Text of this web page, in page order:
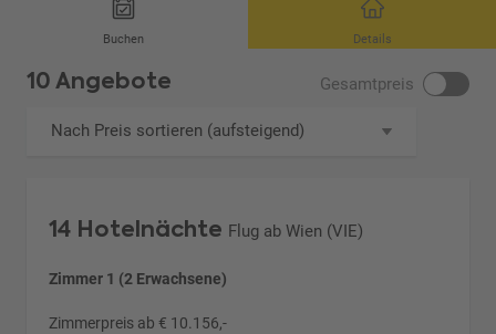
Buchen Details
10 Angebote Gesamtpreis
Nach Preis sortieren (aufsteigend)
14 Hotelnächte Flug ab Wien (VIE)
Zimmer 1 (2 Erwachsene)
Zimmerpreis ab € 10.156,-